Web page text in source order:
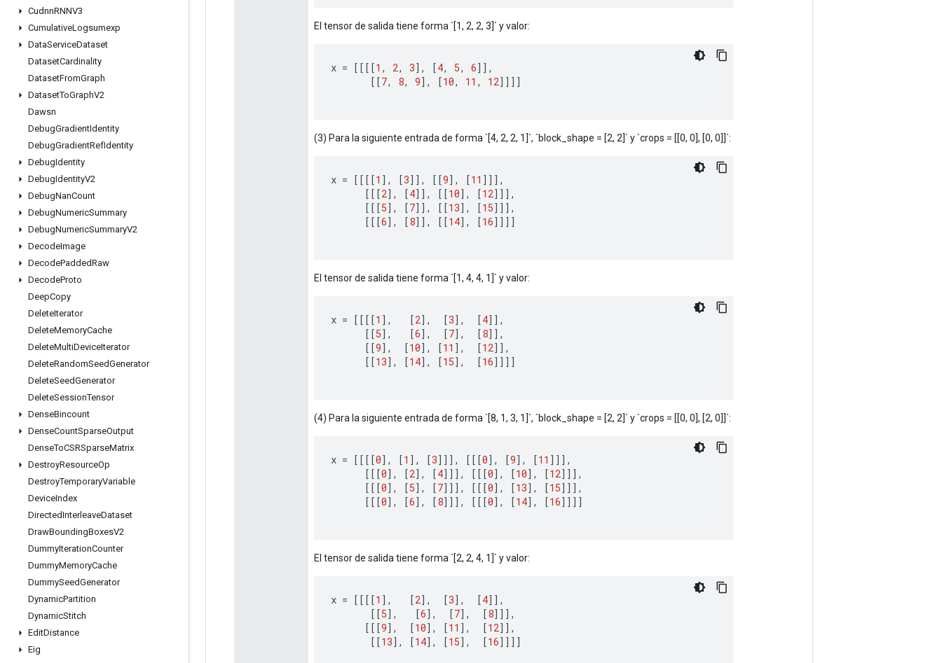
CudnnRNNV3
CumulativeLogsumexp
DataServiceDataset
DatasetCardinality
DatasetFromGraph
DatasetToGraphV2
Dawsn
DebugGradientIdentity
DebugGradientRefIdentity
DebugIdentity
DebugIdentityV2
DebugNanCount
DebugNumericSummary
DebugNumericSummaryV2
DecodeImage
DecodePaddedRaw
DecodeProto
DeepCopy
DeleteIterator
DeleteMemoryCache
DeleteMultiDeviceIterator
DeleteRandomSeedGenerator
DeleteSeedGenerator
DeleteSessionTensor
DenseBincount
DenseCountSparseOutput
DenseToCSRSparseMatrix
DestroyResourceOp
DestroyTemporaryVariable
DeviceIndex
DirectedInterleaveDataset
DrawBoundingBoxesV2
DummyIterationCounter
DummyMemoryCache
DummySeedGenerator
DynamicPartition
DynamicStitch
EditDistance
Eig
El tensor de salida tiene forma `[1, 2, 2, 3]` y valor:
x = [[[[1 , 2, 3] , [4, 5, 6]] ,
[[7, 8, 9] , [10, 11 , 12]]]]
(3) Para la siguiente entrada de forma `[4, 2, 2, 1]`, `block_shape = [2, 2]` y `crops = [[0, 0], [0, 0]]`:
x = [[[[1 ] , [3]] , [[9] , [11 ]]] ,
[[[2] , [4]] , [[10] , [12]]] ,
[[[5] , [7]] , [[13] , [15]]] ,
[[[6] , [8]] , [[14] , [16]]]]
El tensor de salida tiene forma `[1, 4, 4, 1]` y valor:
x = [[[[1 ] , [2] , [3] , [4]] ,
[[5] , [6] , [7] , [8]] ,
[[9] , [10] , [11 ] , [12]] ,
[[13] , [14] , [15] , [16]]]]
(4) Para la siguiente entrada de forma `[8, 1, 3, 1]`, `block_shape = [2, 2]` y `crops = [[0, 0], [2, 0]]`:
x = [[[[0] , [1 ] , [3]]] , [[[0] , [9] , [11 ]]] ,
[[[0] , [2] , [4]]] , [[[0] , [10] , [12]]] ,
[[[0] , [5] , [7]]] , [[[0] , [13] , [15]]] ,
[[[0] , [6] , [8]]] , [[[0] , [14] , [16]]]]
El tensor de salida tiene forma `[2, 2, 4, 1]` y valor:
x = [[[[1 ] , [2] , [3] , [4]] ,
[[5] , [6] , [7] , [8]]] ,
[[[9] , [10] , [11 ] , [12]] ,
[[13] , [14] , [15] , [16]]]]